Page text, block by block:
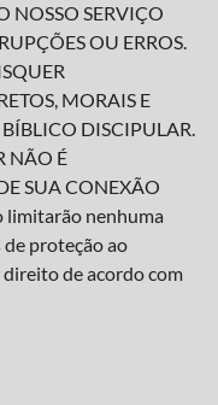
NOSSO SERVIÇO
OU ERROS.
MORAIS E
DISCIPULAR.
NÃO É
SUA CONEXÃO
limitarão nenhuma
proteção ao
de acordo com